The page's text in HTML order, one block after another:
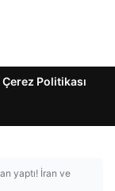
Çerez Politikası
yaptı! İran ve